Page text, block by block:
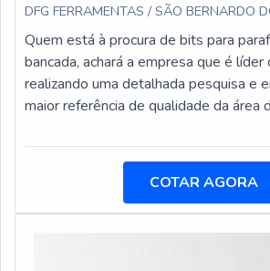
DFG FERRAMENTAS / SÃO BERNARDO
Quem está à procura de bits para
bancada, achará a empresa que é líder
realizando uma detalhada pesquisa e
maior referência de qualidade da área
PARAFUSADEIRA DE
responsável, encontra na DFG
companhia também é possível
insertos intercambiáveis e cabeças
COTAR AGORA